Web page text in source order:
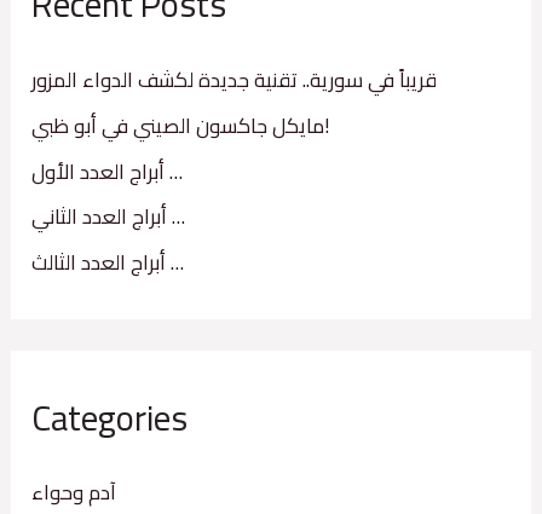
f
o
قريباً في سورية.. تقنية جديدة لكشف الدواء المزور
مايكل جاكسون الصيني في أبو ظبي!
أبراج العدد الأول …
أبراج العدد الثاني …
أبراج العدد الثالث …
Categories
آدم وحواء